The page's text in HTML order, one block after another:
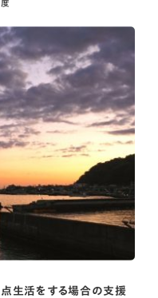
生活をする場合の支援